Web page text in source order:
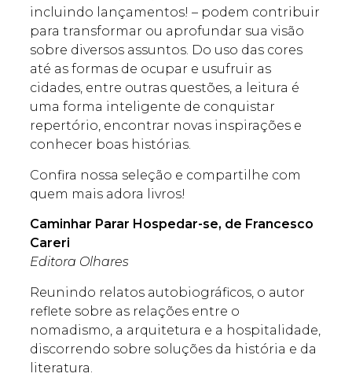
incluindo lançamentos! – podem contribuir
para transformar ou aprofundar sua visão
sobre diversos assuntos. Do uso das cores
até as formas de ocupar e usufruir as
cidades, entre outras questões, a leitura é
uma forma inteligente de conquistar
repertório, encontrar novas inspirações e
conhecer boas histórias.
Confira nossa seleção e compartilhe com
quem mais adora livros!
Caminhar Parar Hospedar-se, de Francesco
Careri
Editora Olhares
Reunindo relatos autobiográficos, o autor
reflete sobre as relações entre o
nomadismo, a arquitetura e a hospitalidade,
discorrendo sobre soluções da história e da
literatura.